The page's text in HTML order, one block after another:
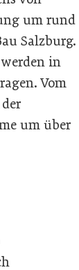
um rund
Salzburg.
in
Vom
um über